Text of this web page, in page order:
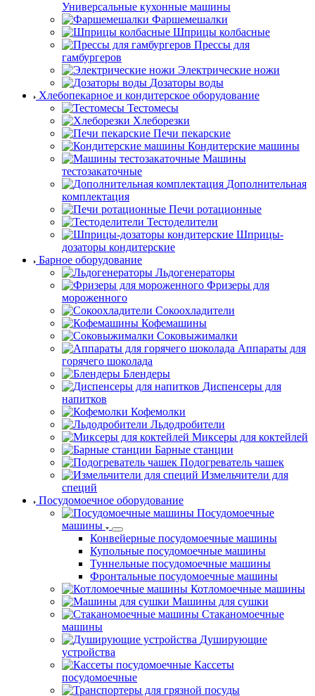
Универсальные кухонные машины
Фаршемешалки
Шприцы колбасные
Прессы для
гамбургеров
Электрические ножи
Дозаторы воды
Хлебопекарное и кондитерское оборудование
Тестомесы
Хлеборезки
Печи пекарские
Кондитерские машины
Машины
тестозакаточные
Дополнительная
комплектация
Печи ротационные
Тестоделители
Шприцы-
дозаторы кондитерские
Барное оборудование
Льдогенераторы
Фризеры для
мороженного
Сокоохладители
Кофемашины
Соковыжималки
Аппараты для
горячего шоколада
Блендеры
Диспенсеры для
напитков
Кофемолки
Льдодробители
Миксеры для коктейлей
Барные станции
Подогреватель чашек
Измельчители для
специй
Посудомоечное оборудование
Посудомоечные
машины
Конвейерные посудомоечные машины
Купольные посудомоечные машины
Туннельные посудомоечные машины
Фронтальные посудомоечные машины
Котломоечные машины
Машины для сушки
Стаканомоечные
машины
Душирующие
устройства
Кассеты
посудомоечные